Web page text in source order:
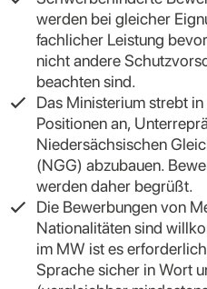
werden bei gleicher
fachlicher Leistung
nicht andere
beachten sind.
Das Ministerium strebt
Positionen an,
Niedersächsischen
(NGG) abzubauen.
werden daher begrüßt.
Die Bewerbungen von
Nationalitäten sind
im MW ist es
Sprache sicher in Wort